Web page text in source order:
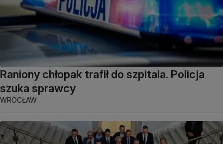
Raniony chłopak trafił do szpitala. Policja
szuka sprawcy
WROCŁAW